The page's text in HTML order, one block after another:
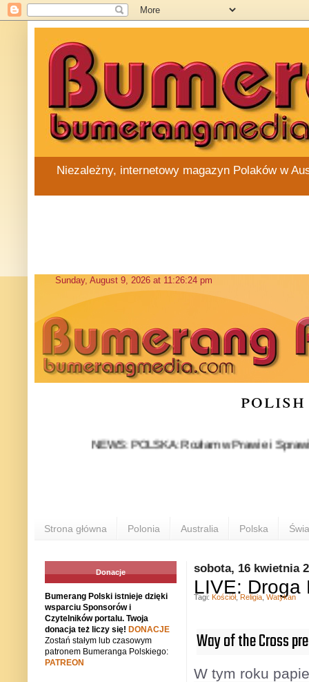
Niezależny, internetowy magazyn Polaków w
NEWS: POLSKA: Rozłam w Prawie i
Strona główna Polonia Australia Polska
sobota, 16 kwietnia
LIVE: Droga
Way of the Cross
W tym roku
Tagi: Kościół, Religia Watykan
Donacje
Bumerang Polski istnieje dzięki
wsparciu Sponsorów i
Czytelników portalu. Twoja
donacja też liczy się! DONACJE
Zostań stałym lub czasowym
patronem Bumeranga Polskiego:
PATREON